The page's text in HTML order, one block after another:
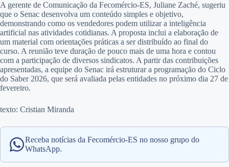
A gerente de Comunicação da Fecomércio-ES, Juliane Zaché, sugeriu
que o Senac desenvolva um conteúdo simples e objetivo,
demonstrando como os vendedores podem utilizar a inteligência
artificial nas atividades cotidianas. A proposta inclui a elaboração de
um material com orientações práticas a ser distribuído ao final do
curso. A reunião teve duração de pouco mais de uma hora e contou
com a participação de diversos sindicatos. A partir das contribuições
apresentadas, a equipe do Senac irá estruturar a programação do Ciclo
do Saber 2026, que será avaliada pelas entidades no próximo dia 27 de
fevereiro.
texto: Cristian Miranda
Receba notícias da Fecomércio-ES no nosso grupo do
WhatsApp.